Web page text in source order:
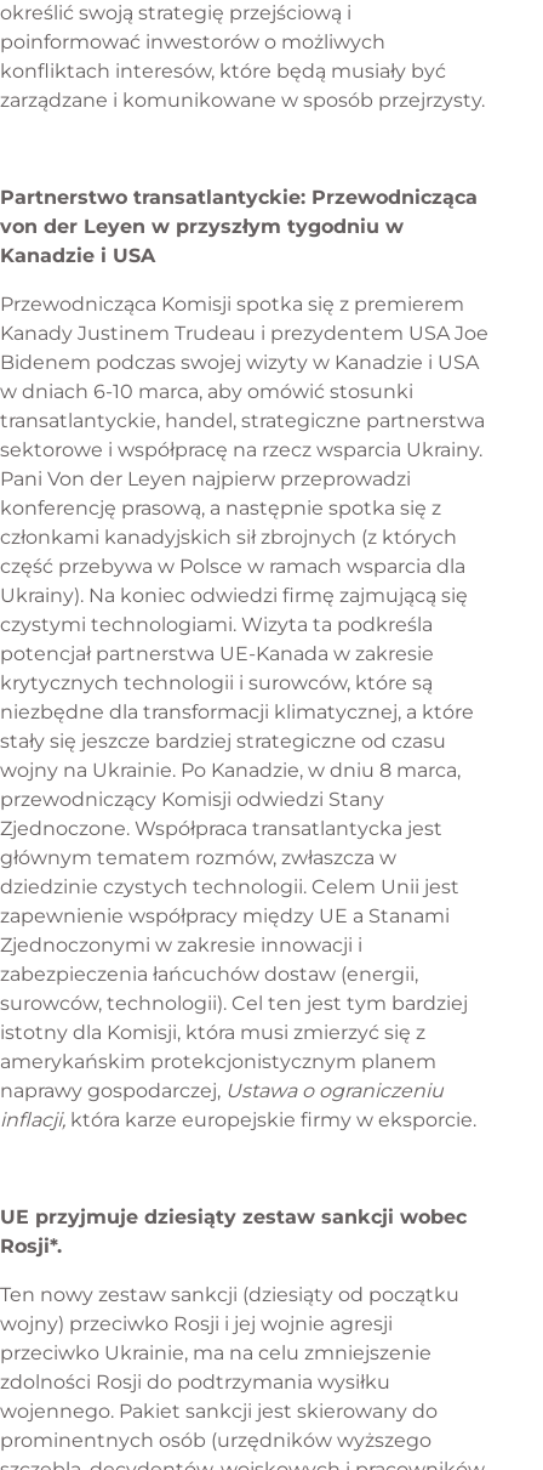
przez Zacharie Schaerlinger
Wiadomości europejskie
określić swoją strategię przejściową i
poinformować inwestorów o możliwych
konfliktach interesów, które będą musiały być
zarządzane i komunikowane w sposób przejrzysty.
Partnerstwo transatlantyckie: Przewodnicząca
von der Leyen w przyszłym tygodniu w
Kanadzie i USA
Przewodnicząca Komisji spotka się z premierem
Kanady Justinem Trudeau i prezydentem USA Joe
Bidenem podczas swojej wizyty w Kanadzie i USA
w dniach 6-10 marca, aby omówić stosunki
transatlantyckie, handel, strategiczne partnerstwa
sektorowe i współpracę na rzecz wsparcia Ukrainy.
Pani Von der Leyen najpierw przeprowadzi
konferencję prasową, a następnie spotka się z
członkami kanadyjskich sił zbrojnych (z których
część przebywa w Polsce w ramach wsparcia dla
Ukrainy). Na koniec odwiedzi firmę zajmującą się
czystymi technologiami. Wizyta ta podkreśla
potencjał partnerstwa UE-Kanada w zakresie
krytycznych technologii i surowców, które są
niezbędne dla transformacji klimatycznej, a które
stały się jeszcze bardziej strategiczne od czasu
wojny na Ukrainie. Po Kanadzie, w dniu 8 marca,
przewodniczący Komisji odwiedzi Stany
Zjednoczone. Współpraca transatlantycka jest
głównym tematem rozmów, zwłaszcza w
dziedzinie czystych technologii. Celem Unii jest
zapewnienie współpracy między UE a Stanami
Zjednoczonymi w zakresie innowacji i
zabezpieczenia łańcuchów dostaw (energii,
surowców, technologii). Cel ten jest tym bardziej
istotny dla Komisji, która musi zmierzyć się z
amerykańskim protekcjonistycznym planem
naprawy gospodarczej, Ustawa o ograniczeniu
inflacji, która karze europejskie firmy w eksporcie.
UE przyjmuje dziesiąty zestaw sankcji wobec
Rosji*.
Ten nowy zestaw sankcji (dziesiąty od początku
wojny) przeciwko Rosji i jej wojnie agresji
przeciwko Ukrainie, ma na celu zmniejszenie
zdolności Rosji do podtrzymania wysiłku
wojennego. Pakiet sankcji jest skierowany do
prominentnych osób (urzędników wyższego